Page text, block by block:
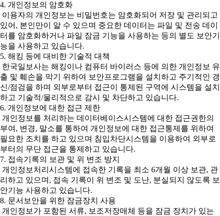
4. 개인정보의 암호화
이용자의 개인정보는 비밀번호는 암호화되어 저장 및 관리되고
있어, 본인만이 알 수 있으며 중요한 데이터는 파일 및 전송 데이
터를 암호화하거나 파일 잠금 기능을 사용하는 등의 별도 보안기
능을 사용하고 있습니다.
5. 해킹 등에 대비한 기술적 대책
한국일보사는 해킹이나 컴퓨터 바이러스 등에 의한 개인정보 유
출 및 훼손을 막기 위하여 보안프로그램을 설치하고 주기적인 갱
신/점검을 하며 외부로부터 접근이 통제된 구역에 시스템을 설치
하고 기술적/물리적으로 감시 및 차단하고 있습니다.
6. 개인정보에 대한 접근 제한
개인정보를 처리하는 데이터베이스시스템에 대한 접근권한의
부여, 변경, 말소를 통하여 개인정보에 대한 접근통제를 위하여
필요한 조치를 하고 있으며 침입차단시스템을 이용하여 외부로
부터의 무단 접근을 통제하고 있습니다.
7. 접속기록의 보관 및 위 변조 방지
개인정보처리시스템에 접속한 기록을 최소 6개월 이상 보관, 관
리하고 있으며, 접속 기록이 위 변조 및 도난, 분실되지 않도록 보
안기능 사용하고 있습니다.
8. 문서보안을 위한 잠금장치 사용
개인정보가 포함된 서류, 보조저장매체 등을 잠금 장치가 있는